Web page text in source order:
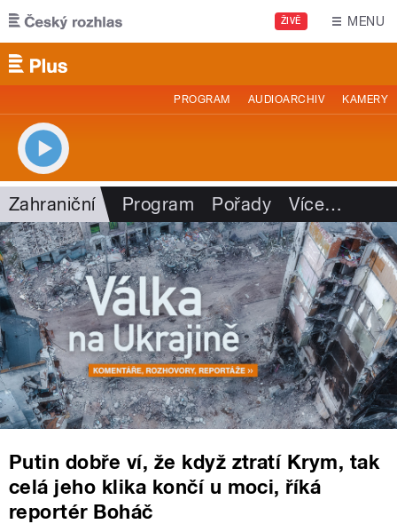
Přejít k hlavnímu obsahu
ŽIVĚ MENU
PROGRAM AUDIOARCHIV KAMERY
Zahraniční Program Pořady Více…
Putin dobře ví, že když ztratí Krym, tak
celá jeho klika končí u moci, říká
reportér Boháč